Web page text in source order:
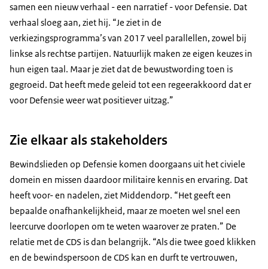
samen een nieuw verhaal - een narratief - voor Defensie. Dat
verhaal sloeg aan, ziet hij. “Je ziet in de
verkiezingsprogramma’s van 2017 veel parallellen, zowel bij
linkse als rechtse partijen. Natuurlijk maken ze eigen keuzes in
hun eigen taal. Maar je ziet dat de bewustwording toen is
gegroeid. Dat heeft mede geleid tot een regeerakkoord dat er
voor Defensie weer wat positiever uitzag.”
Zie elkaar als stakeholders
Bewindslieden op Defensie komen doorgaans uit het civiele
domein en missen daardoor militaire kennis en ervaring. Dat
heeft voor- en nadelen, ziet Middendorp. “Het geeft een
bepaalde onafhankelijkheid, maar ze moeten wel snel een
leercurve doorlopen om te weten waarover ze praten.” De
relatie met de CDS is dan belangrijk. “Als die twee goed klikken
en de bewindspersoon de CDS kan en durft te vertrouwen,